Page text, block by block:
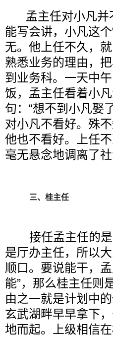
孟主任对小凡
能写会讲，小凡这
无。他上任不久，
熟悉业务的理由，
到业务科。一天中
饭，孟主任看着小
句：“想不到小凡娶
对小凡不看好。殊
他也不看好。上任
毫无悬念地调离了
三、桂主任
接任孟主任的
是厅办主任，所以
顺口。要说能干，
能”，那么桂主任则
由之一就是计划中
玄武湖畔早早拿下
地而起。上级相信